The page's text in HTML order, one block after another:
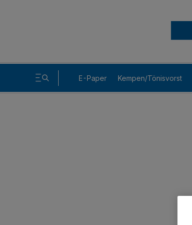
E-Paper Kempen/Tönisvorst